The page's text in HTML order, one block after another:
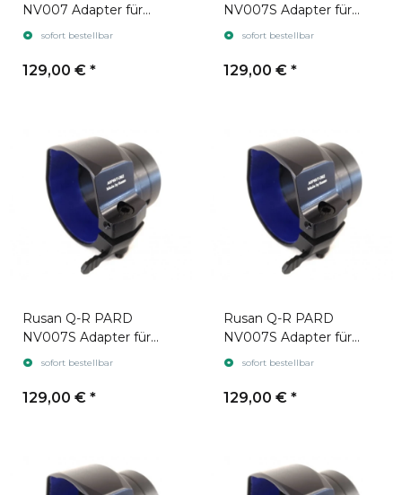
NV007 Adapter für
Zielfernrohr Swarovski
sofort bestellbar
129,00 € *
NV007S Adapter für
Zielfernrohr Leica
sofort bestellbar
129,00 € *
Rusan Q-R PARD
NV007S Adapter für
Zielfernrohr Zeiss V8
sofort bestellbar
129,00 € *
Rusan Q-R PARD
NV007S Adapter für
Zielfernrohr Swarovski
sofort bestellbar
129,00 € *